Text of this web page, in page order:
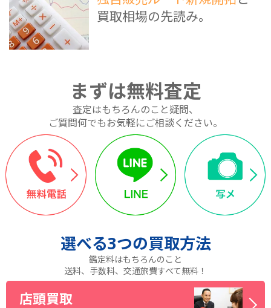
買取相場の先読み。
まずは無料査定
査定はもちろんのこと疑問、
ご質問何でもお気軽にご相談ください。
選べる3つの買取方法
鑑定料はもちろんのこと
送料、手数料、交通旅費すべて無料！
店頭買取